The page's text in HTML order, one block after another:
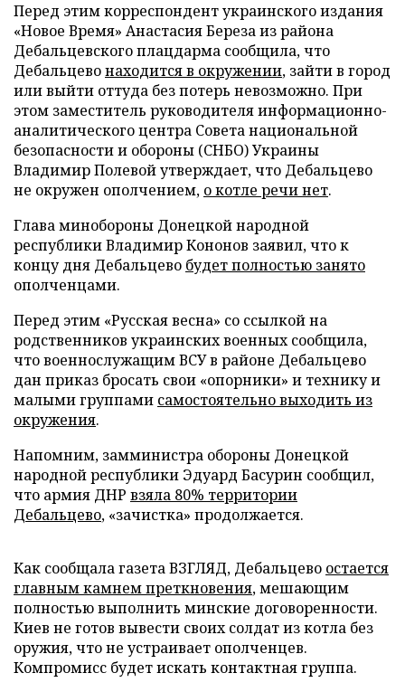
Перед этим корреспондент украинского издания
«Новое Время» Анастасия Береза из района
Дебальцевского плацдарма сообщила, что
Дебальцевонаходится в окружении, зайти в город
или выйти оттуда без потерь невозможно. При
этом заместитель руководителя информационно-
аналитического центра Совета национальной
безопасности и обороны (СНБО) Украины
Владимир Полевой утверждает, что Дебальцево
не окружен ополчением, о котле речи нет.
Глава минобороны Донецкой народной
республики Владимир Кононов заявил, что к
концу дня Дебальцево будет полностью занято
ополченцами.
Перед этим «Русская весна» со ссылкой на
родственников украинских военных сообщила,
что военнослужащим ВСУ в районе Дебальцево
дан приказ бросать свои «опорники» и технику и
малыми группами самостоятельно выходить из
окружения.
Напомним, замминистра обороны Донецкой
народной республики Эдуард Басурин сообщил,
что армия ДНР взяла 80% территории
Дебальцево, «зачистка» продолжается.
Как сообщала газета ВЗГЛЯД, Дебальцево остается
главным камнем преткновения, мешающим
полностью выполнить минские договоренности.
Киев не готов вывести своих солдат из котла без
оружия, что не устраивает ополченцев.
Компромисс будет искать контактная группа.